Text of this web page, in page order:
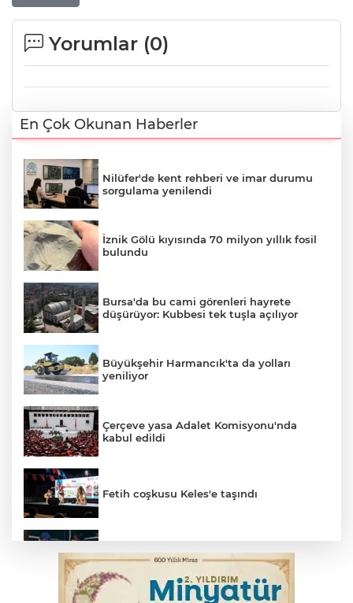
Yorumlar (0)
En Çok Okunan Haberler
Nilüfer'de kent rehberi ve imar durumu
sorgulama yenilendi
İznik Gölü kıyısında 70 milyon yıllık fosil
bulundu
Bursa'da bu cami görenleri hayrete
düşürüyor: Kubbesi tek tuşla açılıyor
Büyükşehir Harmancık'ta da yolları
yeniliyor
Çerçeve yasa Adalet Komisyonu'nda
kabul edildi
Fetih coşkusu Keles'e taşındı
kişi tutuklandı